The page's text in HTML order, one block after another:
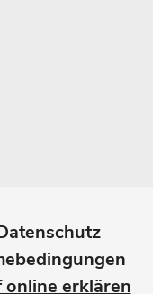
erklären